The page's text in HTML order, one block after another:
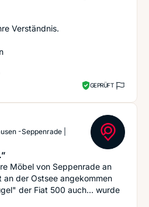
Verständnis.
GEPRÜFT
-Seppenrade
Möbel von Seppenrade an
an der Ostsee angekommen
der Fiat 500 auch... wurde